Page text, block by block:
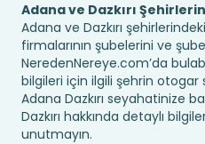
Adana ve Dazkırı
Adana ve Dazkırı
firmalarının şubelerini ve
NeredenNereye.com’da
bilgileri için ilgili şehrin otogar
Adana Dazkırı seyahatinize
Dazkırı hakkında detaylı
unutmayın.